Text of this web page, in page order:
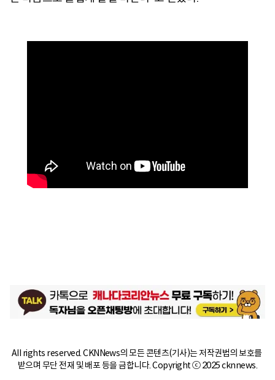
All rights reserved. CKNNews의 모든 콘텐츠(기사)는 저작권법의 보호를
받으며 무단 전재 및 배포 등을 금합니다. Copyright ⓒ 2025 cknnews.